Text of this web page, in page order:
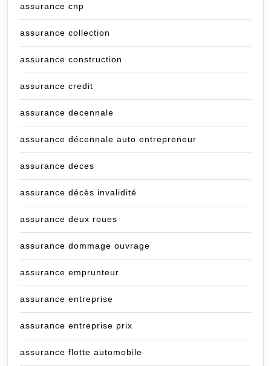
assurance cnp
assurance collection
assurance construction
assurance credit
assurance decennale
assurance décennale auto entrepreneur
assurance deces
assurance décès invalidité
assurance deux roues
assurance dommage ouvrage
assurance emprunteur
assurance entreprise
assurance entreprise prix
assurance flotte automobile